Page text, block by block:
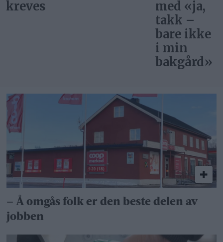
– Å omgås folk er den beste delen av
jobben